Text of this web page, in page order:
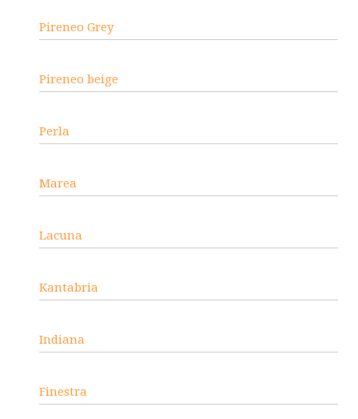
Pireneo Grey
Pireneo beige
Perla
Marea
Lacuna
Kantabria
Indiana
Finestra